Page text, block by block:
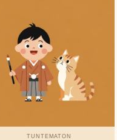
TUNTEMATON